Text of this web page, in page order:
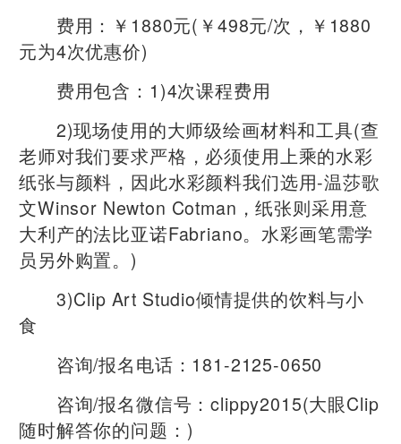
费用：￥1880元(￥498元/次，￥1880
元为4次优惠价)
费用包含：1)4次课程费用
2)现场使用的大师级绘画材料和工具(查
老师对我们要求严格，必须使用上乘的水彩
纸张与颜料，因此水彩颜料我们选用-温莎歌
文Winsor Newton Cotman，纸张则采用意
大利产的法比亚诺Fabriano。水彩画笔需学
员另外购置。)
3)Clip Art Studio倾情提供的饮料与小
食
咨询/报名电话：181-2125-0650
咨询/报名微信号：clippy2015(大眼Clip
随时解答你的问题：)